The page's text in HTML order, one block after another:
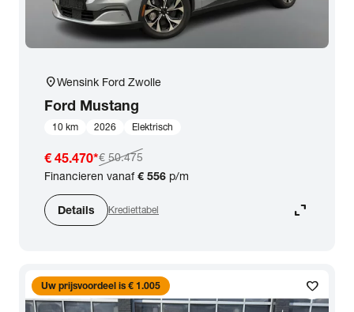
location_onWensink Ford Zwolle
Ford Mustang
10 km 2026 Elektrisch
€ 45.470*€ 50.475
Financieren vanaf€ 556 p/m
Details Krediettabel expand_content
favorite
Uw prijsvoordeel is € 1.005